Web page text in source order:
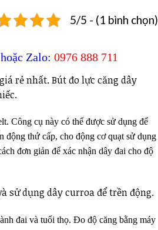
5/5 - (1 bình chọn)
Zalo: 0976 888 711
rẻ nhất. Bút đo lực căng dây
Công cụ này có thể được sử dụng để
động thứ cấp, cho động cơ quạt sử dụng
đơn giản để xác nhận dây đai cho độ
sử dụng dây curroa để trền động.
đai và tuổi thọ. Đo độ căng bằng máy